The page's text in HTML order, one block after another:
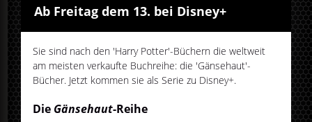
Ab Freitag dem 13. bei Disney+
Sie sind nach den 'Harry Potter'-Büchern die weltweit
am meisten verkaufte Buchreihe: die 'Gänsehaut'-
Bücher. Jetzt kommen sie als Serie zu Disney+.
Die Gänsehaut-Reihe